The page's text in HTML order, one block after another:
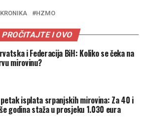
HZMO
PROČITAJTE I OVO
i Federacija BiH: Koliko se čeka na
mirovinu?
petak isplata srpanjskih mirovina: Za 40 i
godina staža u prosjeku 1.030 eura